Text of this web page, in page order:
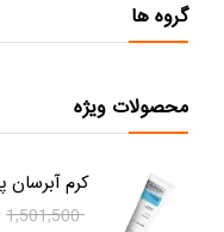
گروه ها
محصولات ویژه
کرم آبرسان
1,501,500